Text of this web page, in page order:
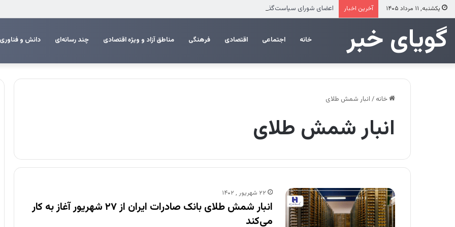
یکشنبه, ۱۱ مرداد ۱۴۰۵ آخرین اخبار اعضای شورای سیاست‌گذاری چهل‌وپنجمین جشنواره بین‌المللی تئاتر فجر معرفی شدند
‌‌‌گویای خبر خانه اجتماعی اقتصادی فرهنگی مناطق آزاد و ویژه اقتصادی چند رسانه‌ای دانش و فناوری
خانه / انبار شمش طلای
انبار شمش طلای
۲۲ شهریور , ۱۴۰۲
انبار شمش طلای بانک صادرات ایران از ۲۷ شهریور آغاز به کار
می‌کند